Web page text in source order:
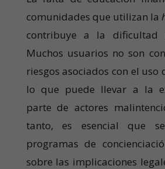
comunidades que utilizan la
contribuye a la dificultad
Muchos usuarios no son
riesgos asociados con el uso
lo que puede llevar a la
parte de actores
tanto, es esencial que
programas de
sobre las implicaciones